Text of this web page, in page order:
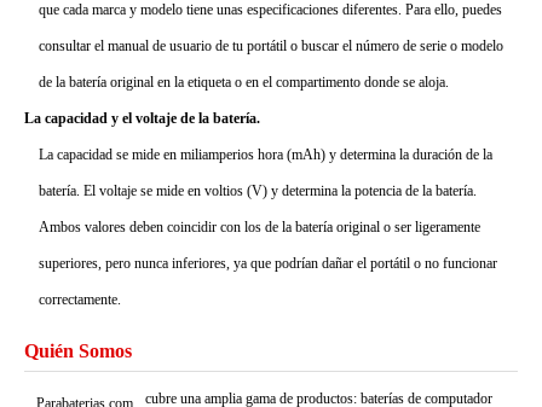
que cada marca y modelo tiene unas especificaciones diferentes. Para ello, puedes
consultar el manual de usuario de tu portátil o buscar el número de serie o modelo
de la batería original en la etiqueta o en el compartimento donde se aloja.
La capacidad y el voltaje de la batería.
La capacidad se mide en miliamperios hora (mAh) y determina la duración de la
batería. El voltaje se mide en voltios (V) y determina la potencia de la batería.
Ambos valores deben coincidir con los de la batería original o ser ligeramente
superiores, pero nunca inferiores, ya que podrían dañar el portátil o no funcionar
correctamente.
Quién Somos
Parabaterias.com
cubre una amplia gama de productos: baterías de computador